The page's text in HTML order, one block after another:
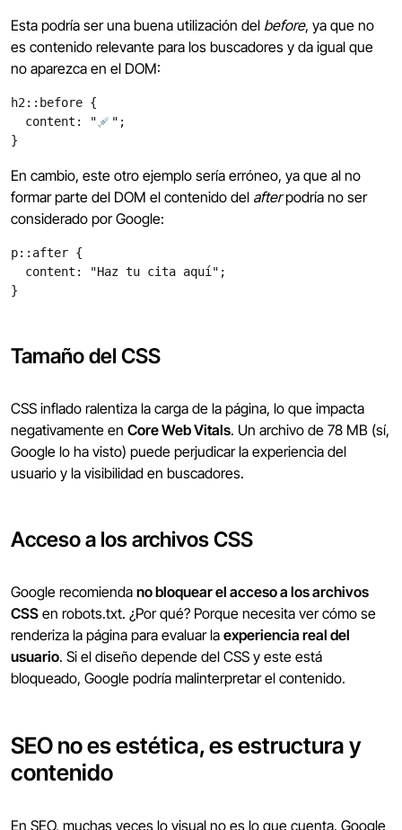
Esta podría ser una buena utilización del before, ya que no
es contenido relevante para los buscadores y da igual que
no aparezca en el DOM:
h2::before {
  content: "
";
}
En cambio, este otro ejemplo sería erróneo, ya que al no
formar parte del DOM el contenido del afterpodría no ser
considerado por Google:
p::after {
  content: "Haz tu cita aquí";
}
Tamaño del CSS
CSS inflado ralentiza la carga de la página, lo que impacta
negativamente en Core Web Vitals. Un archivo de 78 MB (sí,
Google lo ha visto) puede perjudicar la experiencia del
usuario y la visibilidad en buscadores.
Acceso a los archivos CSS
Google recomienda no bloquear el acceso a los archivos
CSS en robots.txt. ¿Por qué? Porque necesita ver cómo se
renderiza la página para evaluar la experiencia real del
usuario. Si el diseño depende del CSS y este está
bloqueado, Google podría malinterpretar el contenido.
SEO no es estética, es estructura y
contenido
En SEO, muchas veces lo visual no es lo que cuenta. Google